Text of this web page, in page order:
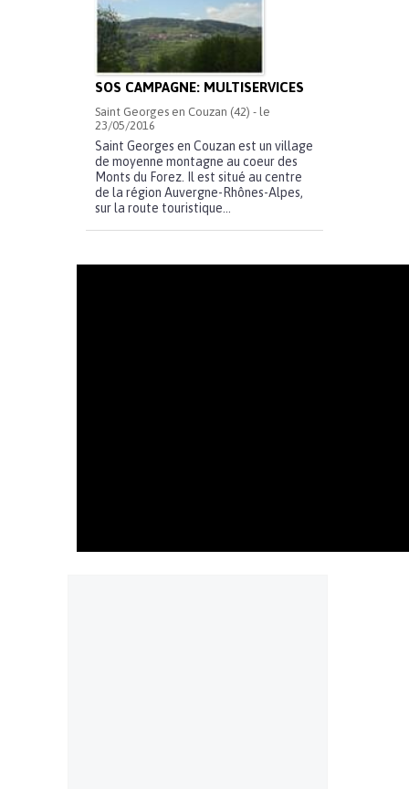
SOS CAMPAGNE: MULTISERVICES
Saint Georges en Couzan (42) - le
23/05/2016
Saint Georges en Couzan est un village
de moyenne montagne au coeur des
Monts du Forez. Il est situé au centre
de la région Auvergne-Rhônes-Alpes,
sur la route touristique...